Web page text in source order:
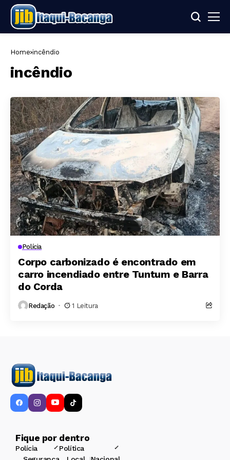
Home incêndio
incêndio
Polícia
Corpo carbonizado é encontrado em
carro incendiado entre Tuntum e Barra
do Corda
Redação 1 Leitura
Fique por dentro
Polícia
Política